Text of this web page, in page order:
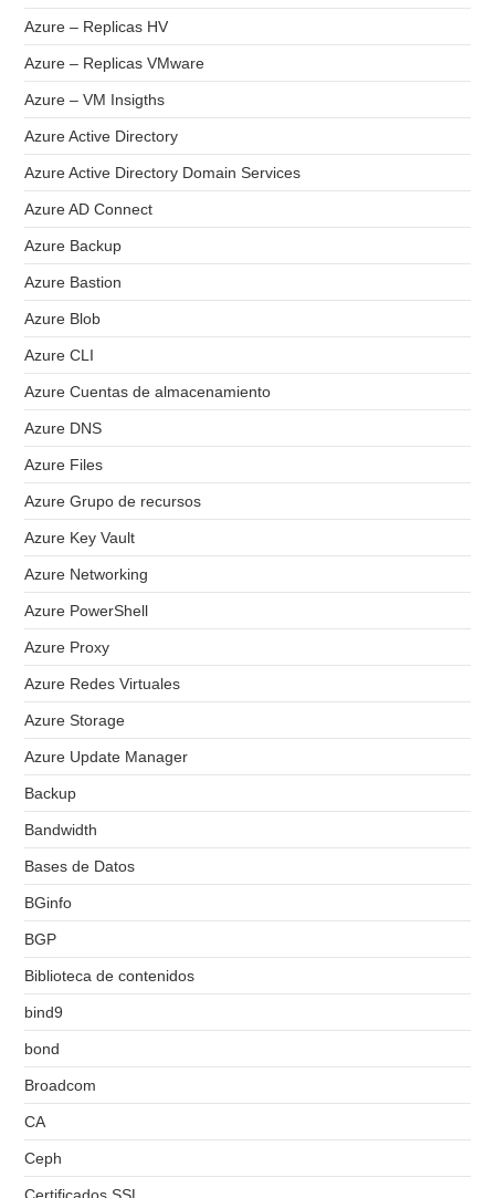
Azure – Replicas HV
Azure – Replicas VMware
Azure – VM Insigths
Azure Active Directory
Azure Active Directory Domain Services
Azure AD Connect
Azure Backup
Azure Bastion
Azure Blob
Azure CLI
Azure Cuentas de almacenamiento
Azure DNS
Azure Files
Azure Grupo de recursos
Azure Key Vault
Azure Networking
Azure PowerShell
Azure Proxy
Azure Redes Virtuales
Azure Storage
Azure Update Manager
Backup
Bandwidth
Bases de Datos
BGinfo
BGP
Biblioteca de contenidos
bind9
bond
Broadcom
CA
Ceph